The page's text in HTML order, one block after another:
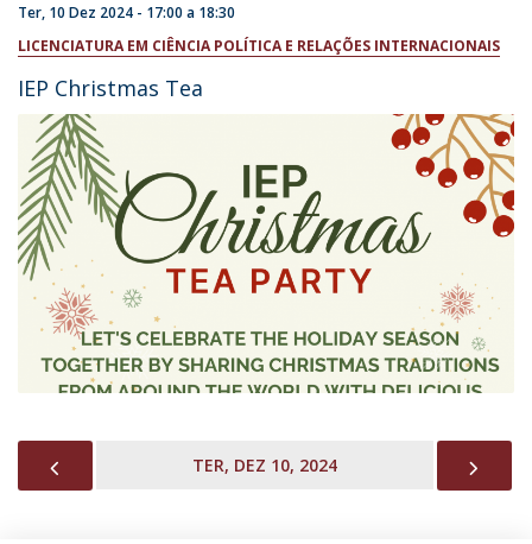
Ter, 10 Dez 2024 - 17:00 a 18:30
LICENCIATURA EM CIÊNCIA POLÍTICA E RELAÇÕES INTERNACIONAIS
IEP Christmas Tea
TER, DEZ 10, 2024